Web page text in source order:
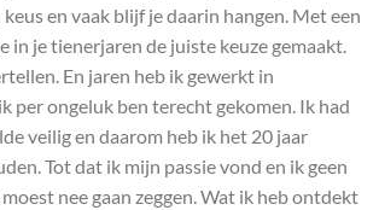
keus en vaak blijf je daarin hangen. Met een
in je tienerjaren de juiste keuze gemaakt.
En jaren heb ik gewerkt in
per ongeluk ben terecht gekomen. Ik had
veilig en daarom heb ik het 20 jaar
Tot dat ik mijn passie vond en ik geen
nee gaan zeggen. Wat ik heb ontdekt